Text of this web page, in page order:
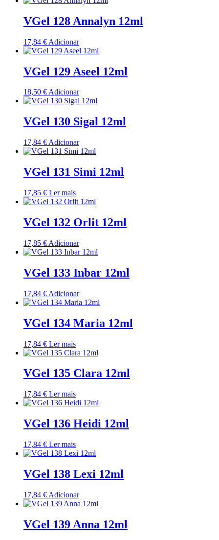
VGel 128 Annalyn 12ml
17,84 € Adicionar
VGel 129 Aseel 12ml
18,50 €Adicionar
VGel 130 Sigal 12ml
17,84 € Adicionar
VGel 131 Simi 12ml
17,85 € Ler mais
VGel 132 Orlit 12ml
17,85 € Adicionar
VGel 133 Inbar 12ml
17,84 € Adicionar
VGel 134 Maria 12ml
17,84 € Ler mais
VGel 135 Clara 12ml
17,84 € Ler mais
VGel 136 Heidi 12ml
17,84 € Ler mais
VGel 138 Lexi 12ml
17,84 € Adicionar
VGel 139 Anna 12ml